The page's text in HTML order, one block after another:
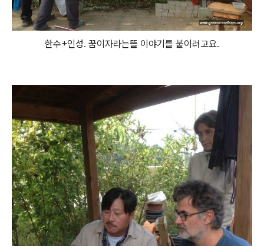
한수+인성. 꿈이자라는뜰 이야기를 붙이려고요.